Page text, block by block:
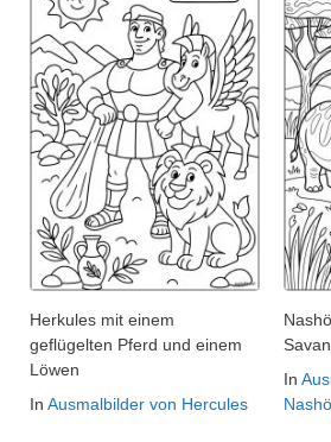
Herkules mit einem
geflügelten Pferd und einem
Löwen
In Ausmalbilder von Hercules
In